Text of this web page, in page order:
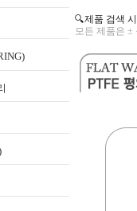
🔍제품 검색 시
모든 제품은 ±